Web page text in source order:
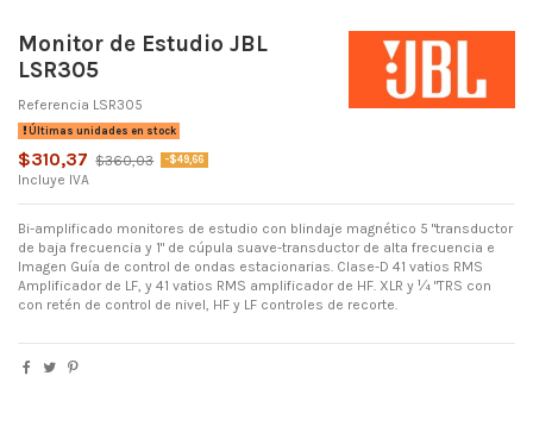
Monitor de Estudio JBL
LSR305
Referencia LSR305
Últimas unidades en stock
$310,37 $360,03 -$49,66
Incluye IVA
Bi-amplificado monitores de estudio con blindaje magnético 5 "transductor
de baja frecuencia y 1" de cúpula suave-transductor de alta frecuencia e
Imagen Guía de control de ondas estacionarias. Clase-D 41 vatios RMS
Amplificador de LF, y 41 vatios RMS amplificador de HF. XLR y ¼ "TRS con
con retén de control de nivel, HF y LF controles de recorte.